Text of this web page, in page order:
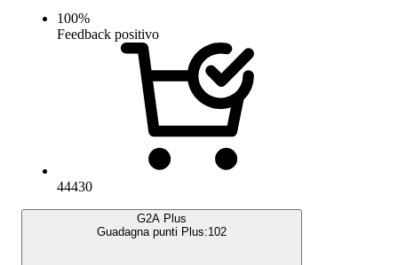
100%
Feedback positivo
44430
G2A Plus
Guadagna punti Plus:102